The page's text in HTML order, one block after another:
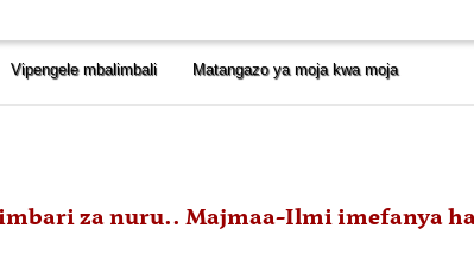
Vipengele mbalimbali Matangazo ya moja kwa moja
za nuru.. Majmaa-Ilmi imefanya